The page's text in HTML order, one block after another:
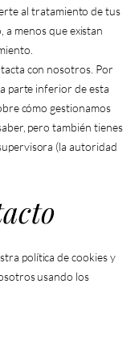
al tratamiento de tus
menos que existan
con nosotros. Por
parte inferior de esta
cómo gestionamos
pero también tienes
(la autoridad
política de cookies y
usando los